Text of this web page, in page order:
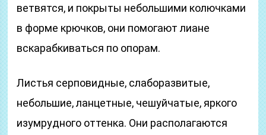
ветвятся, и покрыты небольшими колючками
в форме крючков, они помогают лиане
вскарабкиваться по опорам.
Листья серповидные, слаборазвитые,
небольшие, ланцетные, чешуйчатые, яркого
изумрудного оттенка. Они располагаются